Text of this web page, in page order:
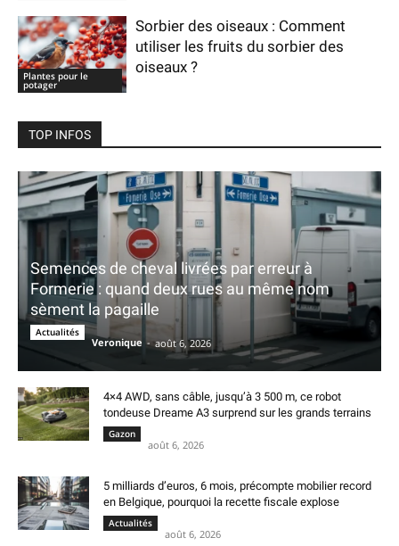
Plantes pour le
potager
Sorbier des oiseaux : Comment
utiliser les fruits du sorbier des
oiseaux ?
TOP INFOS
Semences de cheval livrées par erreur à
Formerie : quand deux rues au même nom
sèment la pagaille
Actualités
Veronique - août 6, 2026
4×4 AWD, sans câble, jusqu’à 3 500 m, ce robot
tondeuse Dreame A3 surprend sur les grands terrains
Gazon
août 6, 2026
5 milliards d’euros, 6 mois, précompte mobilier record
en Belgique, pourquoi la recette fiscale explose
Actualités
août 6, 2026